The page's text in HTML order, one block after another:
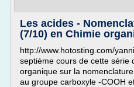
Les acides -
(7/10) en Chimie
http://www.hotosting.com/
septième cours de cette série
organique sur la
au groupe carboxyle -COOH